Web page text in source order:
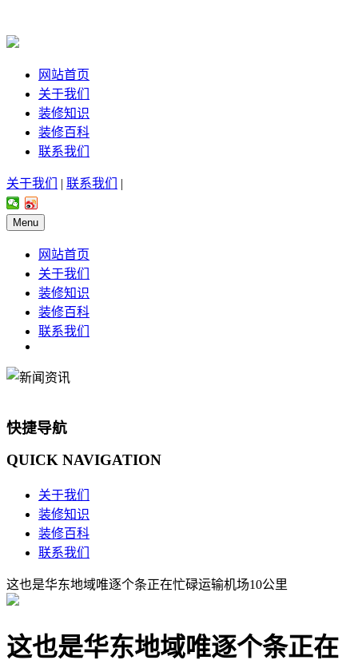
网站首页
关于我们
装修知识
装修百科
联系我们
关于我们 | 联系我们 |
Menu
网站首页
关于我们
装修知识
装修百科
联系我们
快捷导航
QUICK NAVIGATION
关于我们
装修知识
装修百科
联系我们
这也是华东地域唯逐个条正在忙碌运输机场10公里
这也是华东地域唯逐个条正在